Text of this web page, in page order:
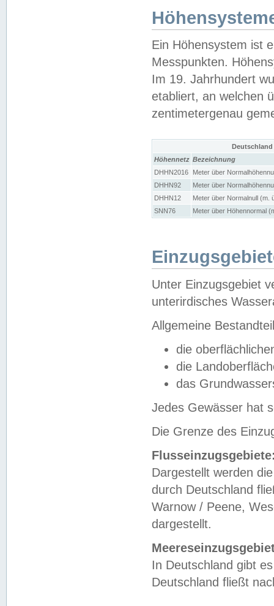
Ein Höhensystem ist
Messpunkten.
Im 19. Jahrhundert
etabliert, an welchen
zentimetergenau
Höhennetz Bezeichnung
DHHN2016
Meter über
DHHN92
Meter über
DHHN12
Meter über Normalnull (m.
SNN76
Meter über Höhennormal
Unter Einzugsgebiet
unterirdisches
Allgemeine
die
die
das
Jedes Gewässer hat
Die Grenze des
Dargestellt werden
durch Deutschland
Warnow / Peene,
dargestellt.
In Deutschland gibt
Deutschland fließt